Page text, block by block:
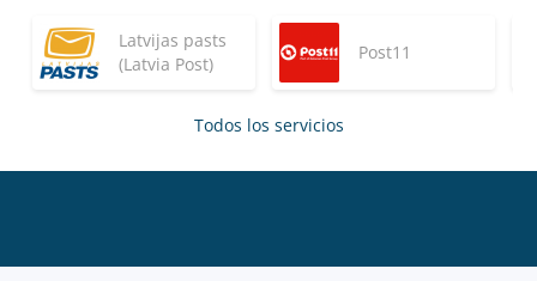
Latvijas pasts
(Latvia Post)
Post11
Todos los servicios